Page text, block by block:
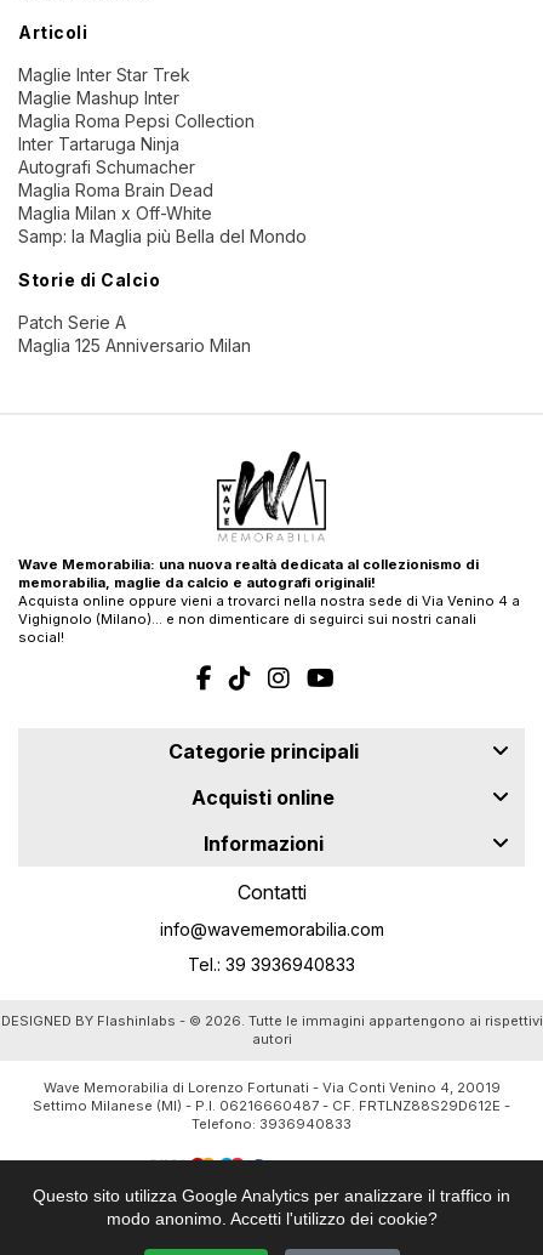
Questo sito utilizza Google Analytics per analizzare il traffico in
modo anonimo. Accetti l'utilizzo dei cookie?
Articoli
Maglie Inter Star Trek
Maglie Mashup Inter
Maglia Roma Pepsi Collection
Inter Tartaruga Ninja
Autografi Schumacher
Maglia Roma Brain Dead
Maglia Milan x Off-White
Samp: la Maglia più Bella del Mondo
Storie di Calcio
Patch Serie A
Maglia 125 Anniversario Milan
Wave Memorabilia: una nuova realtà dedicata al collezionismo di
memorabilia, maglie da calcio e autografi originali!
Acquista online oppure vieni a trovarci nella nostra sede di Via Venino 4 a
Vighignolo (Milano)… e non dimenticare di seguirci sui nostri canali
social!
Categorie principali
Acquisti online
Informazioni
Contatti
info@wavememorabilia.com
Tel.: 39 3936940833
DESIGNED BY Flashinlabs - © 2026. Tutte le immagini appartengono ai rispettivi
autori
Wave Memorabilia di Lorenzo Fortunati - Via Conti Venino 4, 20019
Settimo Milanese (MI) - P.I. 06216660487 - CF. FRTLNZ88S29D612E -
Telefono: 3936940833